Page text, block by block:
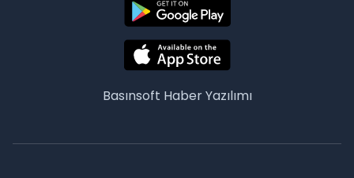
Basınsoft Haber Yazılımı